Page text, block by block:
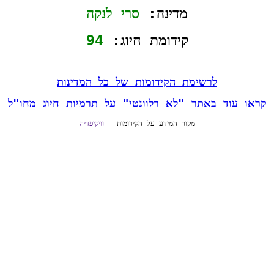
מדינה: סרי לנקה
קידומת חיוג: 94
לרשימת הקידומות של כל המדינות
קראו עוד באתר "לא רלוונטי" על תרמיות חיוג מחו"ל
מקור המידע על הקידומות - וויקיפדיה